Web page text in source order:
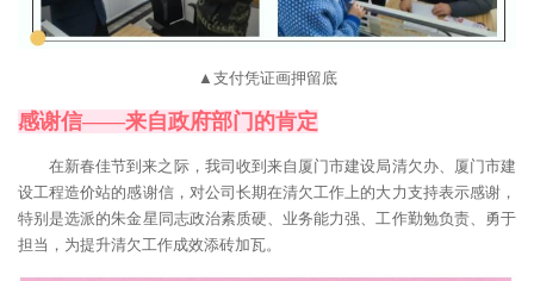
▲支付凭证画押留底
感谢信——来自政府部门的肯定
在新春佳节到来之际，我司收到来自厦门市建设局清欠办、厦门市建
设工程造价站的感谢信，对公司长期在清欠工作上的大力支持表示感谢，
特别是选派的朱金星同志政治素质硬、业务能力强、工作勤勉负责、勇于
担当，为提升清欠工作成效添砖加瓦。